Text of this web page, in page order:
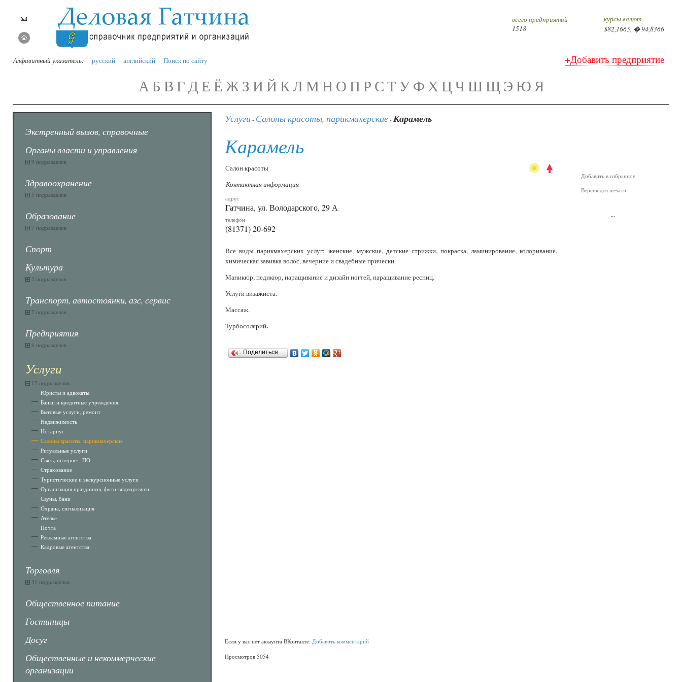
всего предприятий
1518
курсы валют
$82,1665, � 94,8366
Алфавитный указатель: русский английский Поиск по сайту +Добавить предприятие
АБ В ГД Е ЁЖЗ И Й КЛ М Н О П Р СТУФХЦЧ ШЩЭ ЮЯ
Экстренный вызов, справочные
Органы власти и управления
9 подразделов
Здравоохранение
5 подразделов
Образование
7 подразделов
Спорт
Культура
2 подразделов
Транспорт, автостоянки, азс, сервис
7 подразделов
Предприятия
6 подразделов
Услуги
17 подразделов
Юристы и адвокаты
Банки и кредитные учреждения
Бытовые услуги, ремонт
Недвижимость
Нотариус
Салоны красоты, парикмахерские
Ритуальные услуги
Связь, интернет, ПО
Страхование
Туристические и экскурсионные услуги
Организация праздников, фото-видеоуслуги
Сауны, бани
Охрана, сигнализация
Ателье
Почта
Рекламные агентства
Кадровые агентства
Торговля
31 подразделов
Общественное питание
Гостиницы
Досуг
Общественные и некоммерческие
организации
Услуги - Салоны красоты, парикмахерские -Карамель
Карамель
Салон красоты
Контактная информация
адрес
Гатчина, ул. Володарского, 29 А
телефон
(81371) 20-692
Все виды парикмахерских услуг: женские, мужские, детские стрижки, покраска, ламинирование, колоривание,
химическая завивка волос, вечерние и свадебные прически.
Маникюр, педикюр, наращивание и дизайн ногтей, наращивание ресниц.
Услуги визажиста.
Массаж.
Турбосолярий.
Поделиться…
Добавить в избранное
Версия для печати
...
Если у вас нет аккаунта ВКонтакте:Добавить комментарий
Просмотров 5054